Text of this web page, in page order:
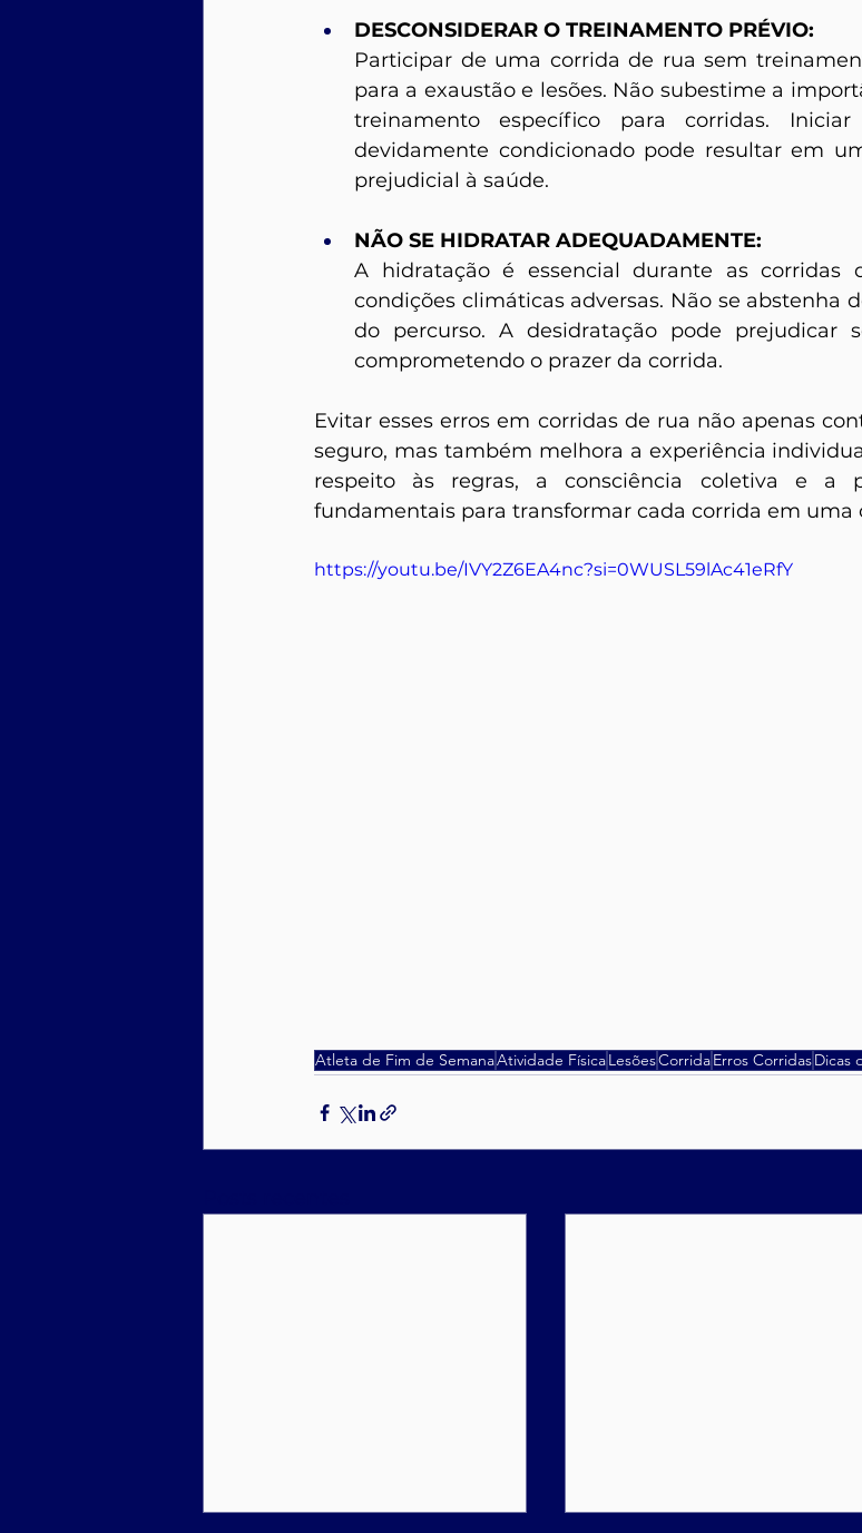
DESCONSIDERAR O TREINAMENTO PRÉVIO:
Participar de uma corrida de rua sem
para a exaustão e lesões. Não subestime a
treinamento específico para corridas.
devidamente condicionado pode resultar em
prejudicial à saúde.
NÃO SE HIDRATAR ADEQUADAMENTE:
A hidratação é essencial durante as corridas
condições climáticas adversas. Não se abstenha
do percurso. A desidratação pode prejudicar
comprometendo o prazer da corrida.
Evitar esses erros em corridas de rua não apenas
seguro, mas também melhora a experiência
respeito às regras, a consciência coletiva e a
fundamentais para transformar cada corrida em
https://youtu.be/IVY2Z6EA4nc?si=0WUSL59lAc41eRfY
Atleta de Fim de SemanaAtividade FísicaLesõesCorridaErros CorridasDicas